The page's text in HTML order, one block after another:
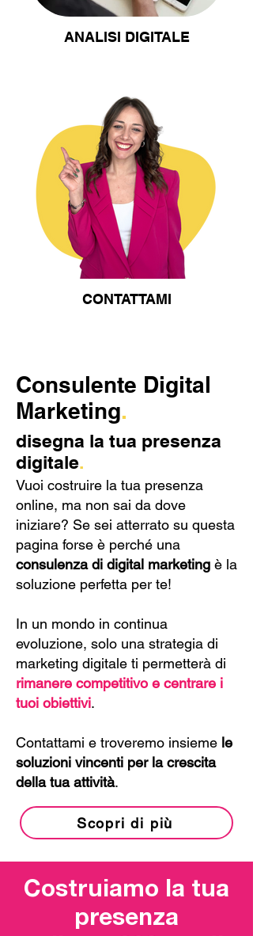
ANALISI DIGITALE
CONTATTAMI
Consulente Digital
Marketing.
disegna la tua presenza
digitale.
Vuoi costruire la tua presenza
online, ma non sai da dove
iniziare? Se sei atterrato su questa
pagina forse è perché una
consulenza di digital marketing è la
soluzione perfetta per te!
In un mondo in continua
evoluzione, solo una strategia di
marketing digitale ti permetterà di
rimanere competitivo e centrare i
tuoi obiettivi.
Contattami e troveremo insieme le
soluzioni vincenti per la crescita
della tua attività.
Scopri di più
Costruiamo la tua
presenza